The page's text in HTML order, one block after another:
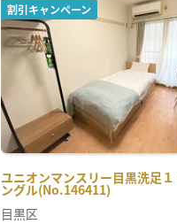
割引キャンペーン
ユニオンマンスリー目黒洗足
ングル(No.146411)
目黒区